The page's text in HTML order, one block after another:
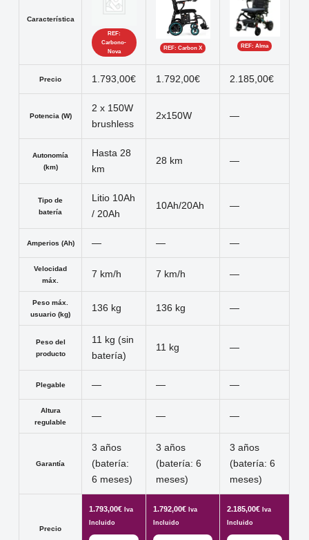
Característica
REF:
Carbono-
Nova
REF: Carbon X REF: Alma
Precio 1.793,00€ 1.792,00€ 2.185,00€
Potencia (W)
2 x 150W
brushless
2x150W —
Autonomía
(km)
Hasta 28
km
28 km —
Tipo de
batería
Litio 10Ah
/ 20Ah
10Ah/20Ah —
Amperios (Ah) — — —
Velocidad
máx.
7 km/h 7 km/h —
Peso máx.
usuario (kg)
136 kg 136 kg —
Peso del
producto
11 kg (sin
batería)
11 kg —
Plegable — — —
Altura
regulable
— — —
Garantía
3 años
(batería:
6 meses)
3 años
(batería: 6
meses)
3 años
(batería: 6
meses)
Precio
1.793,00€ Iva
Incluido
1.792,00€ Iva
Incluido
2.185,00€ Iva
Incluido